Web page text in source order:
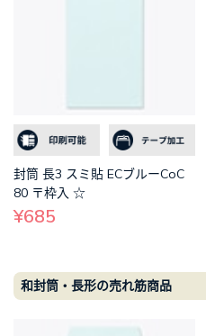
封筒 長3 スミ貼 ECブルーCoC
80 〒枠入 ☆
¥685
和封筒・長形の売れ筋商品